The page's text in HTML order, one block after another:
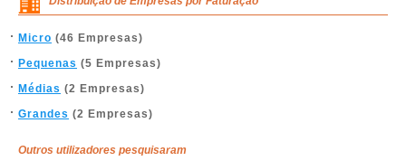
Micro (46 Empresas)
Pequenas (5 Empresas)
Médias (2 Empresas)
Grandes (2 Empresas)
Outros utilizadores pesquisaram